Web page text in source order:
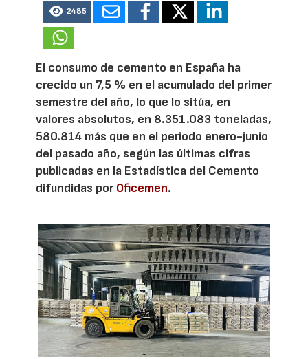
2485
El consumo de cemento en España ha
crecido un 7,5 % en el acumulado del primer
semestre del año, lo que lo sitúa, en
valores absolutos, en 8.351.083 toneladas,
580.814 más que en el periodo enero-junio
del pasado año, según las últimas cifras
publicadas en la Estadística del Cemento
difundidas porOficemen.